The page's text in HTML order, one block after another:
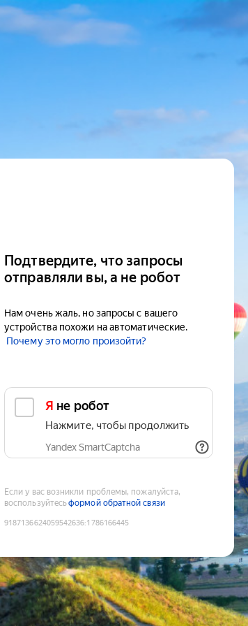
Подтвердите, что запросы
отправляли вы, а не робот
Нам очень жаль, но запросы с вашего
устройства похожи на автоматические.
Почему это могло произойти?
Я не робот
Нажмите, чтобы продолжить
Yandex SmartCaptcha
Если у вас возникли проблемы, пожалуйста,
воспользуйтесьформой обратной связи
9187136624059542636:1786166445